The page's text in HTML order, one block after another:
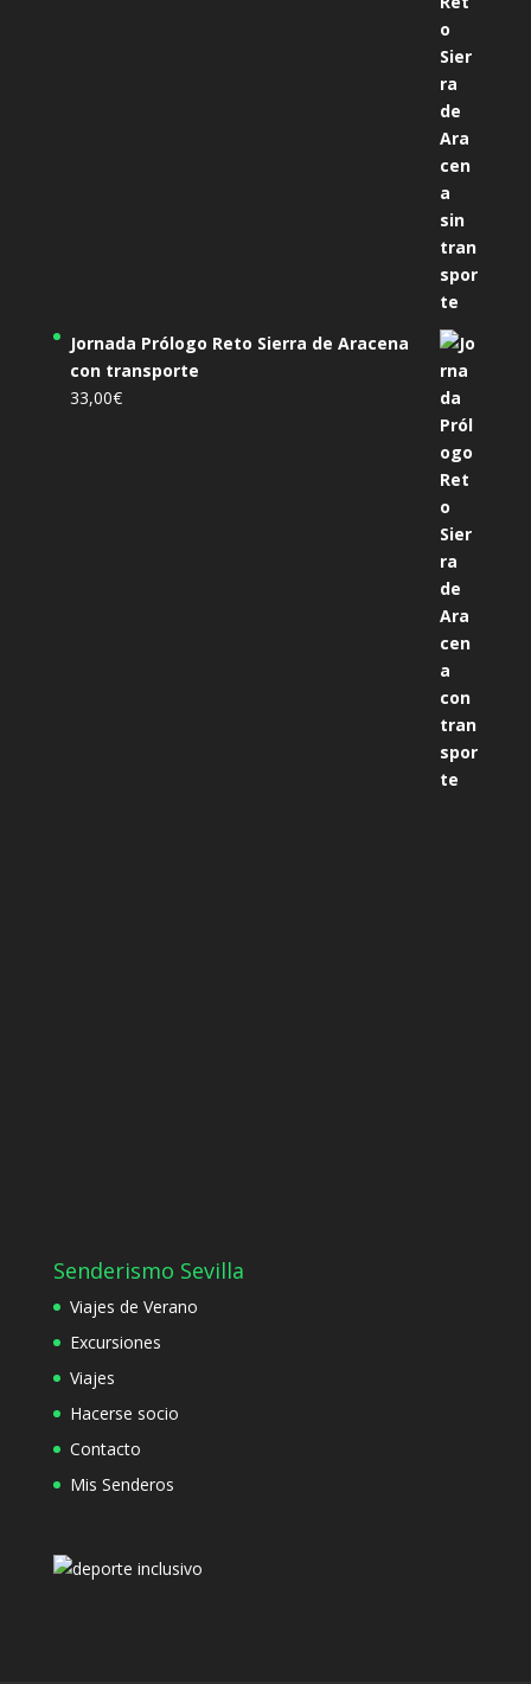
Jornada Prólogo Reto Sierra de Aracena
con transporte
33,00€
Senderismo Sevilla
Viajes de Verano
Excursiones
Viajes
Hacerse socio
Contacto
Mis Senderos